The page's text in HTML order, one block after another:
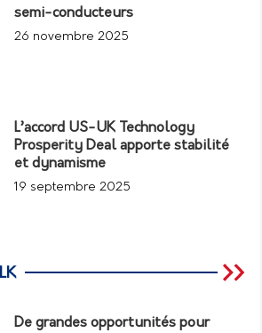
semi-conducteurs
26 novembre 2025
L’accord US-UK Technology
Prosperity Deal apporte stabilité
et dynamisme
19 septembre 2025
De grandes opportunités pour